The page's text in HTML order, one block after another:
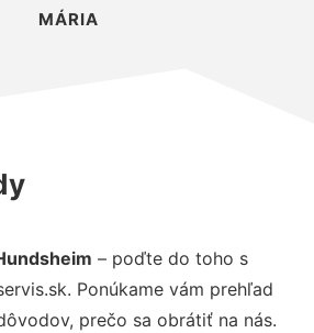
MÁRIA
– poďte do toho s
Ponúkame vám prehľad
prečo sa obrátiť na nás.